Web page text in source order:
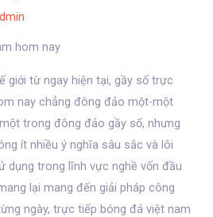
hom nay
giới từ ngay hiện tại, gầy số trực
nay chẳng đông đảo một-một
trong đông đảo gầy số, nhưng
ít nhiều ý nghĩa sâu sắc và lôi
dụng trong lĩnh vực nghề vốn đầu
lại mang đến giải pháp công
ngày, trực tiếp bóng đá việt nam